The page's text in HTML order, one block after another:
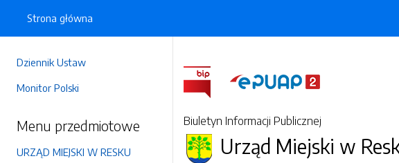
Dziennik Ustaw
Monitor Polski
Menu przedmiotowe
URZĄD MIEJSKI W RESKU
Strona główna
Biuletyn Informacji Publicznej
Urząd Miejski w